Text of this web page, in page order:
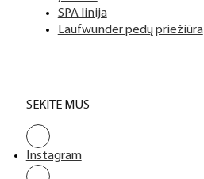
SPA linija
Laufwunder pėdų priežiūra
SEKITE MUS
Instagram